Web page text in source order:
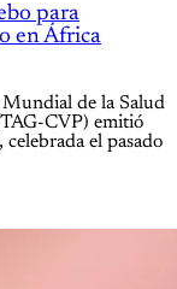
para
en África
Mundial de la Salud
CVP) emitió
el pasado